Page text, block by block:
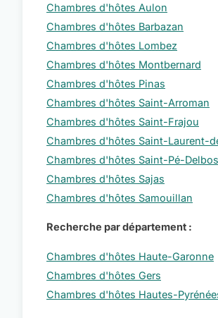
Chambres d'hôtes Aulon
Chambres d'hôtes Barbazan
Chambres d'hôtes Lombez
Chambres d'hôtes Montbernard
Chambres d'hôtes Pinas
Chambres d'hôtes Saint-Arroman
Chambres d'hôtes Saint-Frajou
Chambres d'hôtes Saint-Laurent-
Chambres d'hôtes Saint-Pé-
Chambres d'hôtes Sajas
Chambres d'hôtes Samouillan
Recherche par département :
Chambres d'hôtes Haute-Garonne
Chambres d'hôtes Gers
Chambres d'hôtes Hautes-